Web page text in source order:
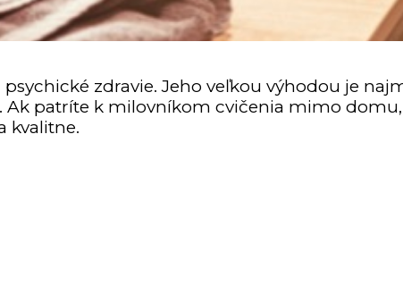
zdravie. Jeho veľkou výhodou je
Ak patríte k milovníkom cvičenia mimo
kvalitne.